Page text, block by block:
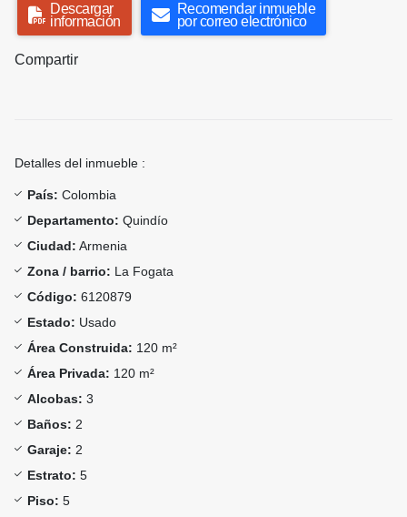
Descargar
información
Recomendar inmueble
por correo electrónico
Compartir
Detalles del inmueble :
País: Colombia
Departamento: Quindío
Ciudad: Armenia
Zona / barrio: La Fogata
Código: 6120879
Estado: Usado
Área Construida: 120 m²
Área Privada: 120 m²
Alcobas: 3
Baños: 2
Garaje: 2
Estrato: 5
Piso: 5